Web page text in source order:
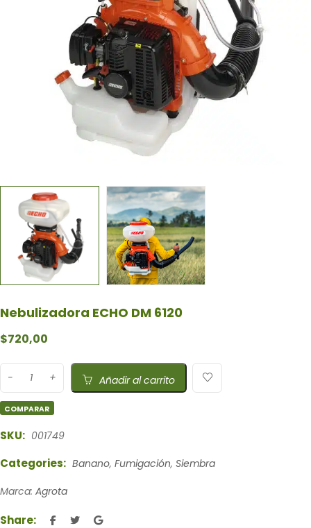
Nebulizadora ECHO DM 6120
$720,00
Añadir al carrito
COMPARAR
SKU: 001749
Categories: Banano, Fumigación, Siembra
Marca: Agrota
Share: